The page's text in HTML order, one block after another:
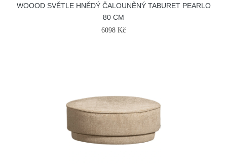
WOOOD SVĚTLE HNĚDÝ ČALOUNĚNÝ TABURET PEARLO
80 CM
6098 Kč